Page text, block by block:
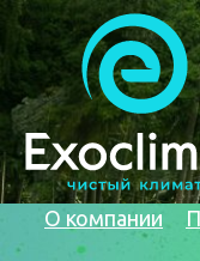
О компании